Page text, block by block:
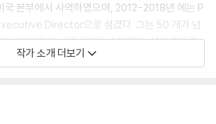
본부에서 사역하였으며, 2012-2018년 에는 P
Director으로 섬겼다. 그는 50 개가 넘
세계적으로 선교 사업을 수행했고, 세계 기독교
교와 강의를 하고 있다.
작가 소개 더보기